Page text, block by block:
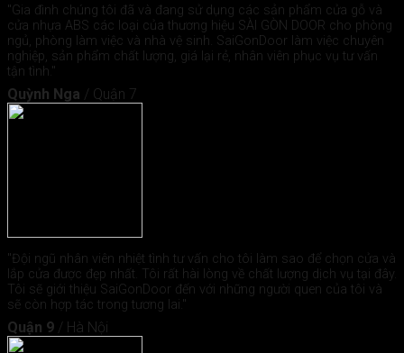
"Gia đình chúng tôi đã và đang sử dụng các sản phẩm cửa gỗ và
cửa nhựa ABS các loại của thương hiệu SÀI GÒN DOOR cho phòng
ngủ, phòng làm việc và nhà vệ sinh. SaiGonDoor làm việc chuyên
nghiệp, sản phẩm chất lượng, giá lại rẻ, nhân viên phục vụ tư vấn
tận tình."
Quỳnh Nga / Quận 7
"Đội ngũ nhân viên nhiệt tình tư vấn cho tôi làm sao để chọn cửa và
lắp cửa được đẹp nhất. Tôi rất hài lòng về chất lượng dịch vụ tại đây.
Tôi sẽ giới thiệu SaiGonDoor đến với những người quen của tôi và
sẽ còn hợp tác trong tương lai."
Quận 9 / Hà Nội